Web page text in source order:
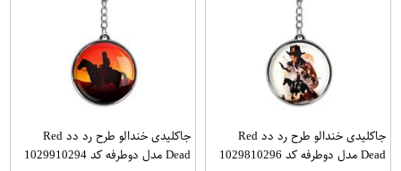
جاکلیدی خندالو طرح رد دد Red
Dead مدل دوطرفه کد 1029810296
جاکلیدی خندالو طرح رد دد Red
Dead مدل دوطرفه کد 1029910294